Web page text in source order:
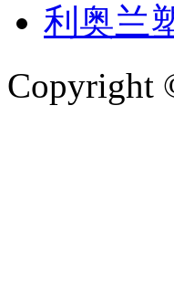
利奥兰
Copyright